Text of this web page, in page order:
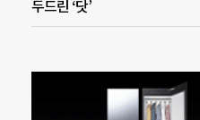
두드린 ‘닷’